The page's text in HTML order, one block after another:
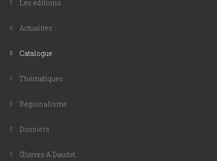
Les éditions
Actualités
Catalogue
Thématiques
Régionalisme
Dossiers
Œuvres A.Daudet